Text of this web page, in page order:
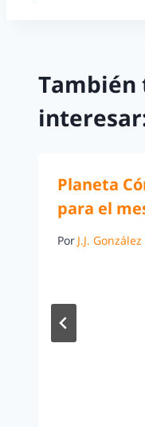
También
Planeta
para el
Por J.J.